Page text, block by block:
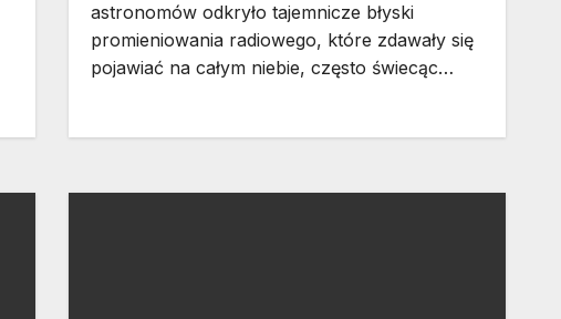
astronomów odkryło tajemnicze błyski
promieniowania radiowego, które zdawały się
pojawiać na całym niebie, często świecąc…